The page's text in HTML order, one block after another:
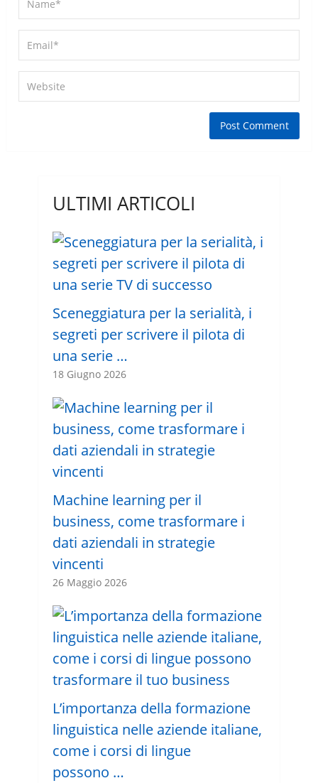
ULTIMI ARTICOLI
Sceneggiatura per la serialità, i
segreti per scrivere il pilota di
una serie …
18 Giugno 2026
Machine learning per il
business, come trasformare i
dati aziendali in strategie
vincenti
26 Maggio 2026
L’importanza della formazione
linguistica nelle aziende italiane,
come i corsi di lingue
possono …